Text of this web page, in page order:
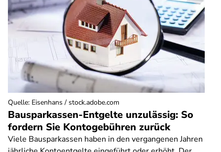
Bausparkassen-Entgelte unzulässig: So
fordern Sie Kontogebühren zurück
Viele Bausparkassen haben in den vergangenen Jahren
Quelle: Eisenhans / stock.adobe.com